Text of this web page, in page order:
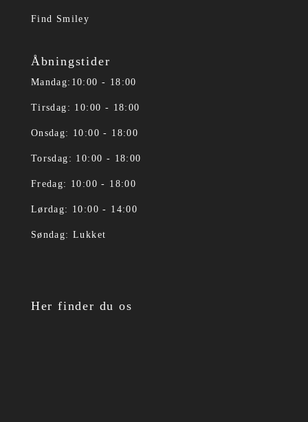
Find Smiley
Åbningstider
Mandag:10:00 - 18:00
Tirsdag: 10:00 - 18:00
Onsdag: 10:00 - 18:00
Torsdag: 10:00 - 18:00
Fredag: 10:00 - 18:00
Lørdag: 10:00 - 14:00
Søndag: Lukket
Her finder du os